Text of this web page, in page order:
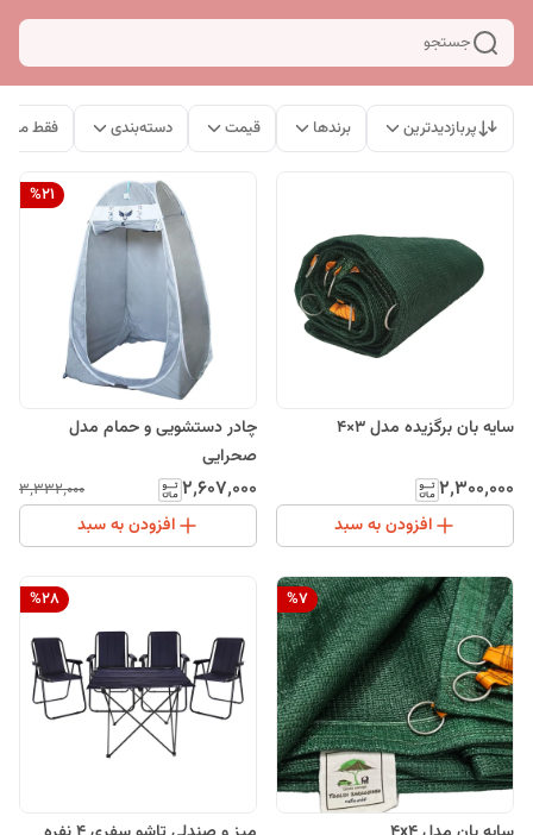
جستجو
پربازدیدترین برندها قیمت دسته‌بندی فقط
سایه بان برگزیده مدل 3×4
۲٬۳۰۰٬۰۰۰
افزودن به سبد
%21
چادر دستشویی و حمام مدل
صحرایی
۲٬۶۰۷٬۰۰۰ ۳٬۳۳۲٬۰۰۰
افزودن به سبد
%7
%28